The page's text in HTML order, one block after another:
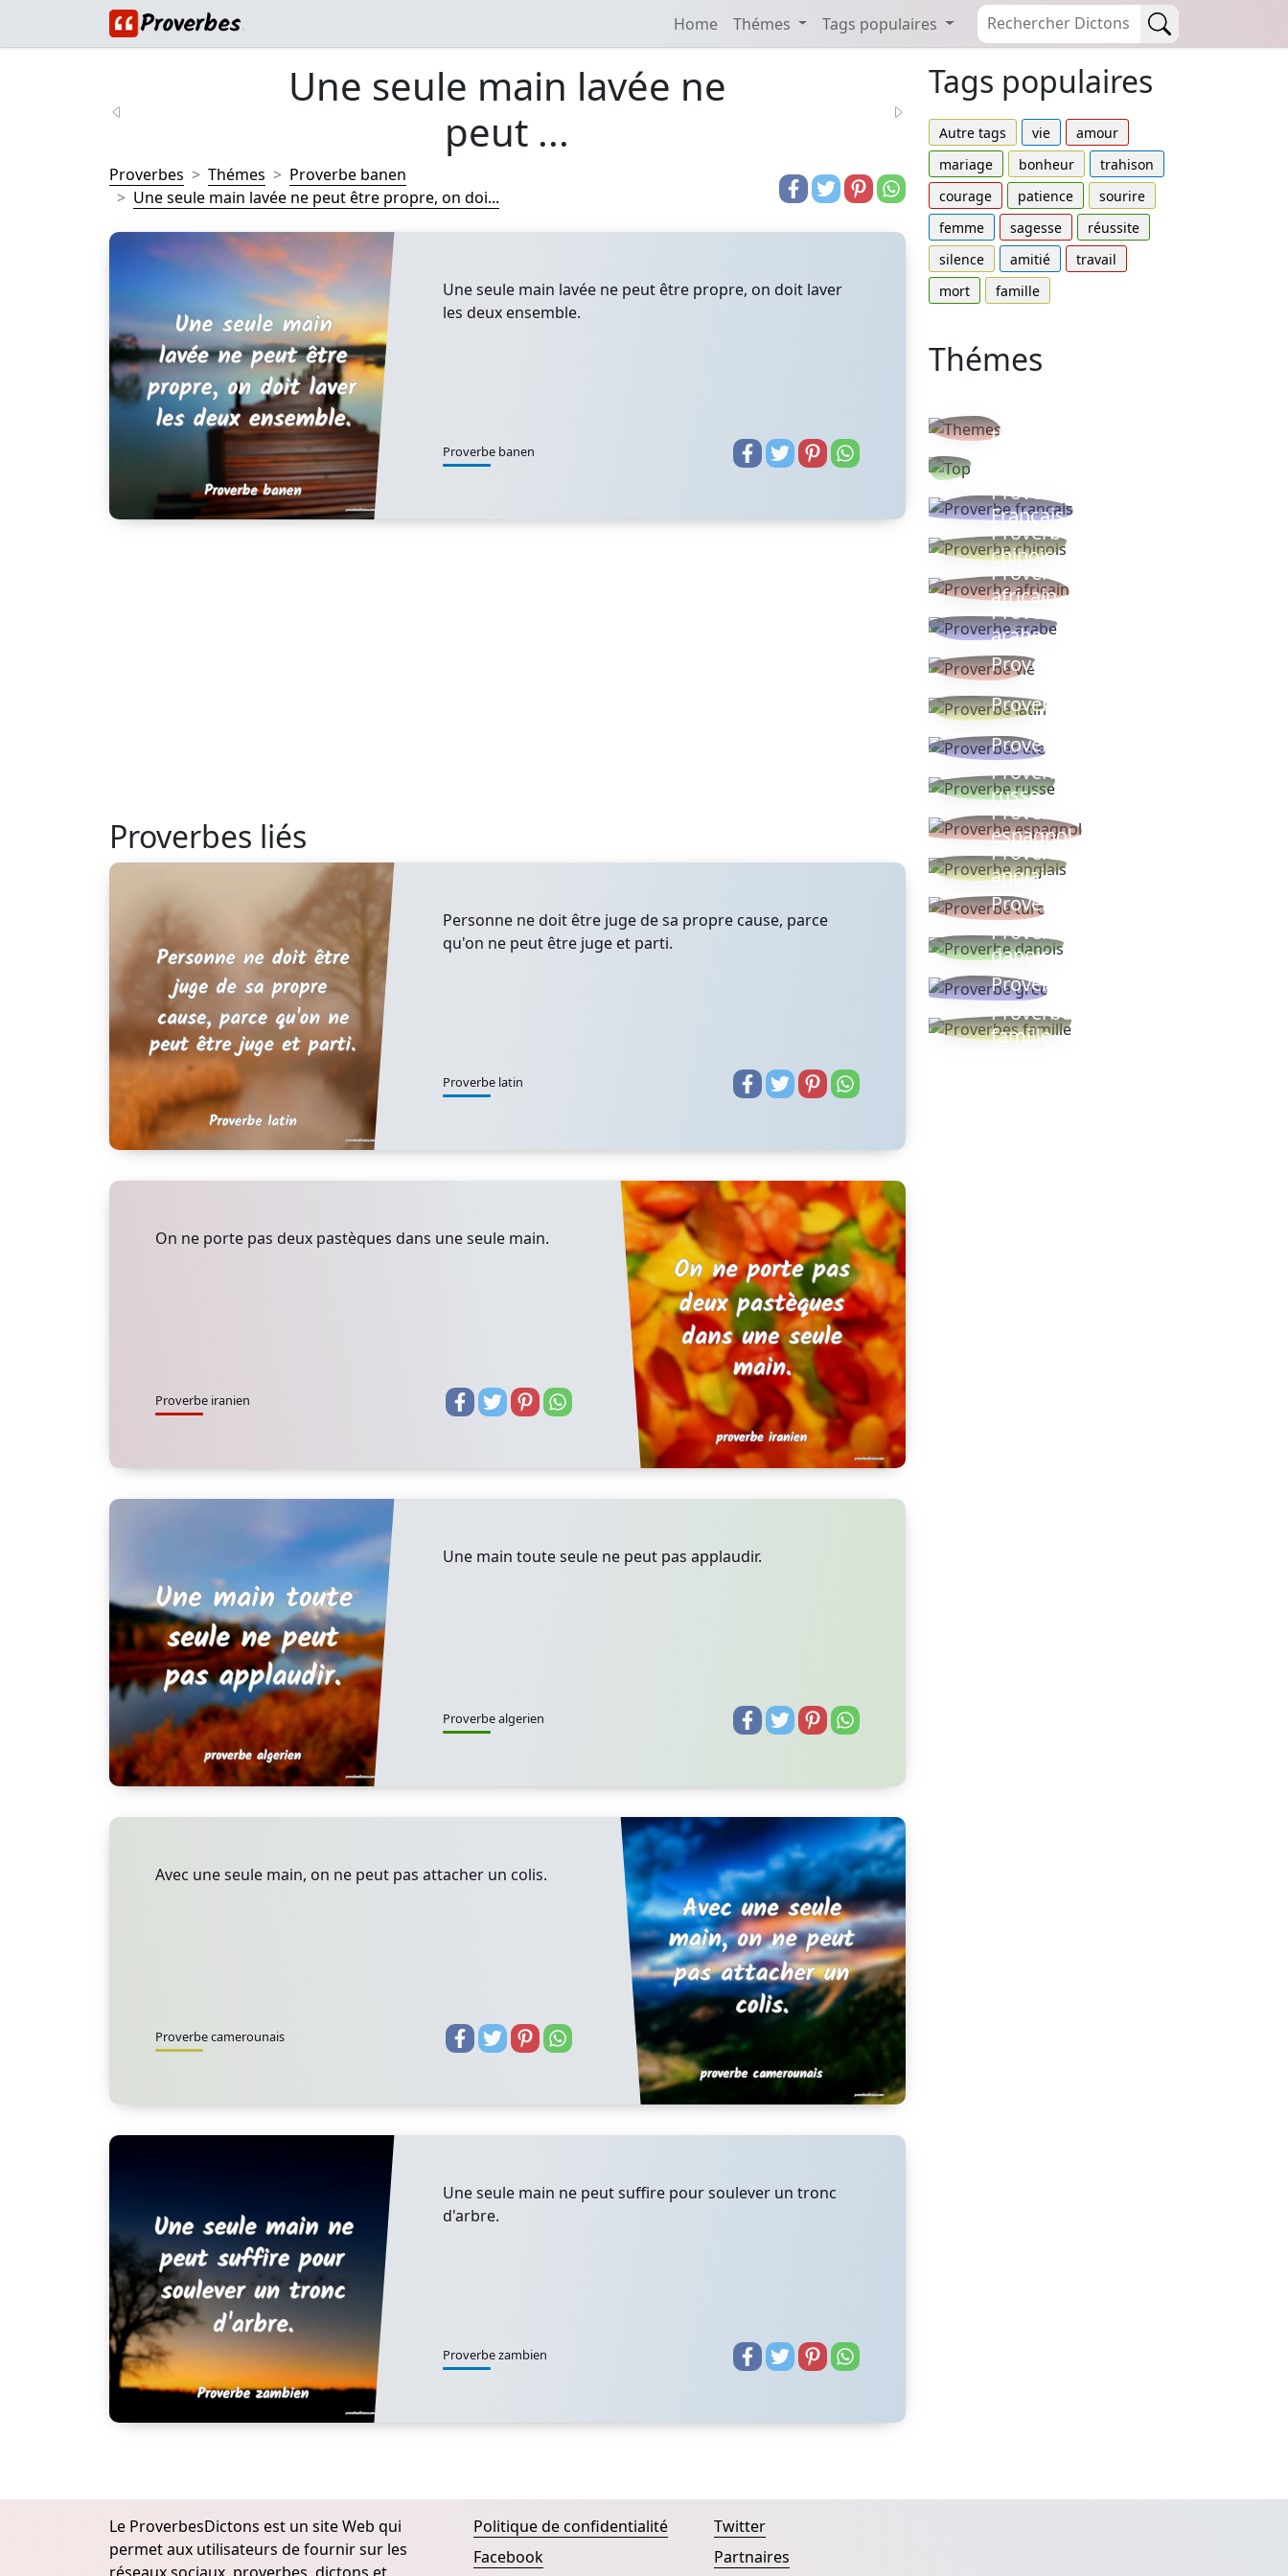
Home Thémes Tags populaires
Une seule main lavée ne
peut ...
Proverbes Thémes
Proverbe banen
Une seule main lavée ne peut être propre, on doi...
Une seule main lavée ne peut être propre, on doit laver
les deux ensemble.
Proverbe banen
Proverbes liés
Personne ne doit être juge de sa propre cause, parce
qu'on ne peut être juge et parti.
Proverbe latin
On ne porte pas deux pastèques dans une seule main.
Proverbe iranien
Une main toute seule ne peut pas applaudir.
Proverbe algerien
Avec une seule main, on ne peut pas attacher un colis.
Proverbe camerounais
Une seule main ne peut suffire pour soulever un tronc
d'arbre.
Proverbe zambien
Tags populaires
Autre tags vie
amour
mariage
bonheur
trahison
courage
patience
sourire
femme
sagesse
réussite
silence
amitié
travail
mort
famille
Thémes
thèmes
Proverbe
Français
Proverbe
chinois
Proverbe
africain
Proverbe
arabe
Proverbe vie
Proverbe latin
Proverbes ete
Proverbe
russe
Proverbe
espagnol
Proverbe
anglais
Proverbe turc
Proverbe
danois
Proverbe grec
Proverbes
famille
Le ProverbesDictons est un site Web qui
permet aux utilisateurs de fournir sur les
Politique de confidentialité
Facebook
Twitter
Partnaires